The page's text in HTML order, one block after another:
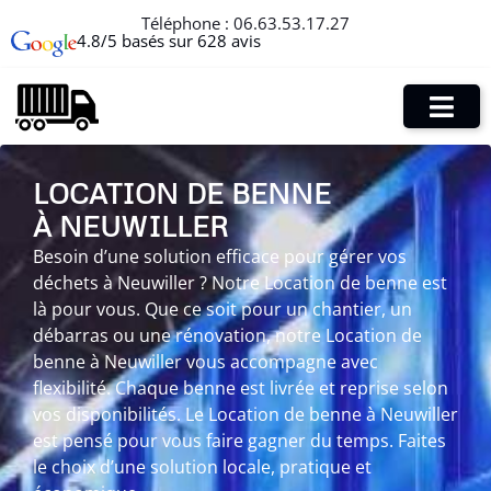
Téléphone : 06.63.53.17.27
4.8/5 basés sur 628 avis
LOCATION DE BENNE
À NEUWILLER
Besoin d’une solution efficace pour gérer vos
déchets à Neuwiller ? Notre Location de benne est
là pour vous. Que ce soit pour un chantier, un
débarras ou une rénovation, notre Location de
benne à Neuwiller vous accompagne avec
flexibilité. Chaque benne est livrée et reprise selon
vos disponibilités. Le Location de benne à Neuwiller
est pensé pour vous faire gagner du temps. Faites
le choix d’une solution locale, pratique et